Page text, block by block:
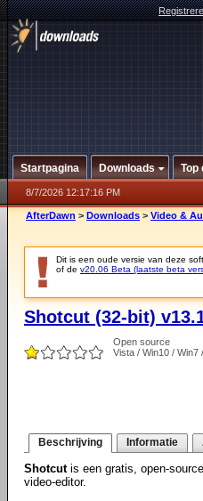
Startpagina Downloads Top
8/7/2026 12:17:16 PM
AfterDawn > Downloads > Video &
Dit is een oude versie van deze
of de v20.06 Beta (laatste beta
Shotcut (32-bit)
Open source
Vista / Win10 / Win7
Beschrijving Informatie
Shotcutis een gratis, open-
video-editor.